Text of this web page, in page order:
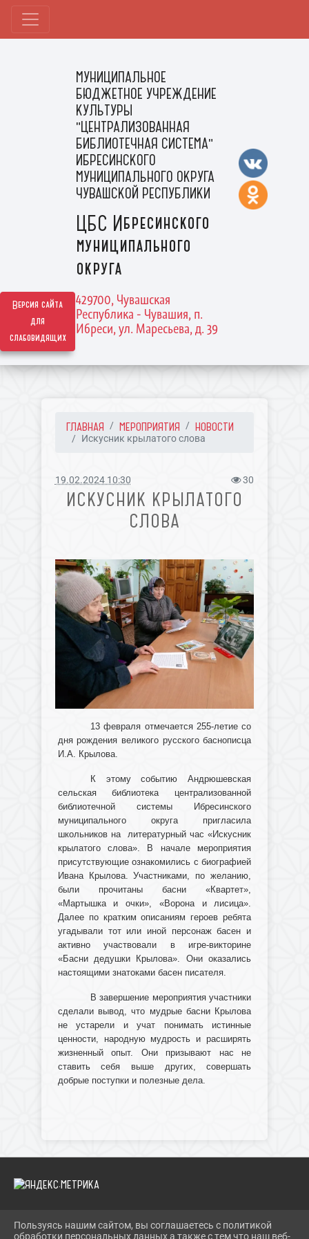
Версия сайта
для
слабовидящих
МУНИЦИПАЛЬНОЕ
БЮДЖЕТНОЕ УЧРЕЖДЕНИЕ
КУЛЬТУРЫ
"ЦЕНТРАЛИЗОВАННАЯ
БИБЛИОТЕЧНАЯ СИСТЕМА"
ИБРЕСИНСКОГО
МУНИЦИПАЛЬНОГО ОКРУГА
ЧУВАШСКОЙ РЕСПУБЛИКИ
ЦБС Ибресинского
муниципального
округа
429700, Чувашская
Республика - Чувашия, п.
Ибреси, ул. Маресьева, д. 39
ГЛАВНАЯ МЕРОПРИЯТИЯ НОВОСТИ
Искусник крылатого слова
19.02.2024 10:30 30
ИСКУСНИК КРЫЛАТОГО
СЛОВА
13 февраля отмечается 255-летие со
дня рождения великого русского баснописца
И.А. Крылова.
К этому событию Андрюшевская
сельская библиотека централизованной
библиотечной системы Ибресинского
муниципального округа пригласила
школьников на литературный час «Искусник
крылатого слова». В начале мероприятия
присутствующие ознакомились с биографией
Ивана Крылова. Участниками, по желанию,
были прочитаны басни «Квартет»,
«Мартышка и очки», «Ворона и лисица».
Далее по кратким описаниям героев ребята
угадывали тот или иной персонаж басен и
активно участвовали в игре-викторине
«Басни дедушки Крылова». Они оказались
настоящими знатоками басен писателя.
В завершение мероприятия участники
сделали вывод, что мудрые басни Крылова
не устарели и учат понимать истинные
ценности, народную мудрость и расширять
жизненный опыт. Они призывают нас не
ставить себя выше других, совершать
добрые поступки и полезные дела.
2026 Г. IBRBIB.RU
Пользуясь нашим сайтом, вы соглашаетесь с политикой
обработки персональных данных а также с тем что наш веб-